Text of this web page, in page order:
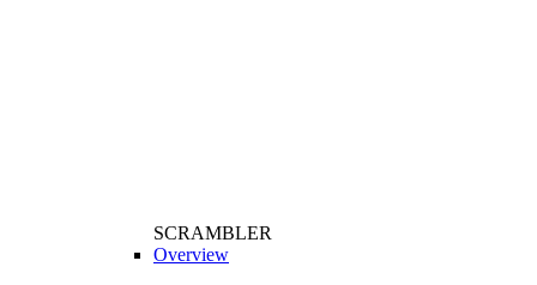
SCRAMBLER
Overview